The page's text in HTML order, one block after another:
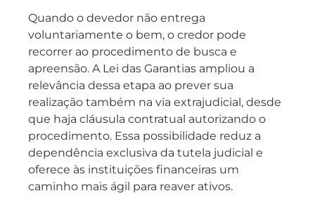
Quando o devedor não entrega
voluntariamente o bem, o credor pode
recorrer ao procedimento de busca e
apreensão. A Lei das Garantias ampliou a
relevância dessa etapa ao prever sua
realização também na via extrajudicial, desde
que haja cláusula contratual autorizando o
procedimento. Essa possibilidade reduz a
dependência exclusiva da tutela judicial e
oferece às instituições financeiras um
caminho mais ágil para reaver ativos.